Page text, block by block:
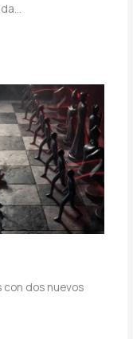
dos nuevos